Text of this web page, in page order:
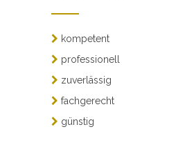
kompetent
professionell
zuverlässig
fachgerecht
günstig